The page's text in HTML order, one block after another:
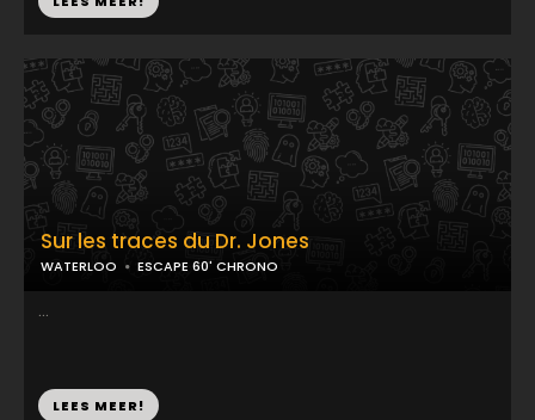
Sur les traces du Dr. Jones
WATERLOO ESCAPE 60' CHRONO
...
LEES MEER!